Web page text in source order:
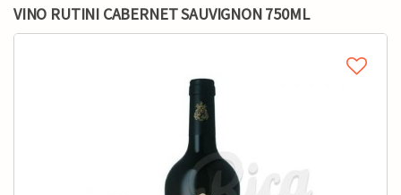
VINO RUTINI CABERNET SAUVIGNON 750ML